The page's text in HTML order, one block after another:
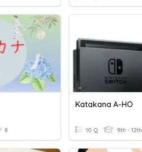
8
Katakana A-HO
10 Q 9th - 12th